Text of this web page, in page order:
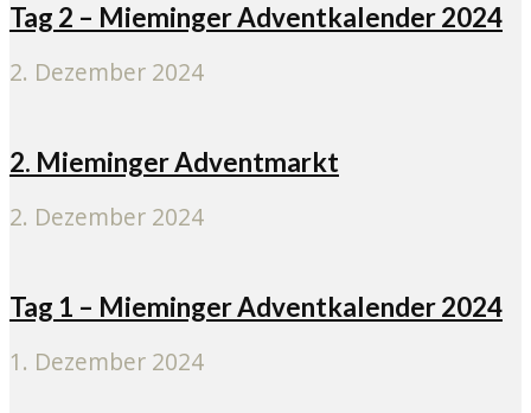
Tag 2 – Mieminger Adventkalender 2024
2. Dezember 2024
2. Mieminger Adventmarkt
2. Dezember 2024
Tag 1 – Mieminger Adventkalender 2024
1. Dezember 2024